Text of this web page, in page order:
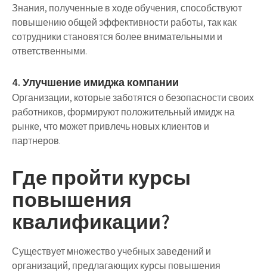
Знания, полученные в ходе обучения, способствуют
повышению общей эффективности работы, так как
сотрудники становятся более внимательными и
ответственными.
4. Улучшение имиджа компании
Организации, которые заботятся о безопасности своих
работников, формируют положительный имидж на
рынке, что может привлечь новых клиентов и
партнеров.
Где пройти курсы
повышения
квалификации?
Существует множество учебных заведений и
организаций, предлагающих курсы повышения